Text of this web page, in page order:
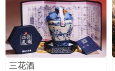
三花酒